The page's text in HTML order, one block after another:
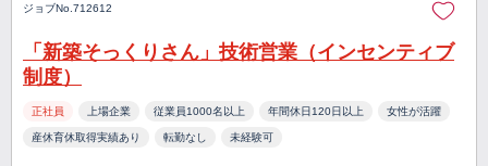
ジョブNo.712612
「新築そっくりさん」技術営業（インセンティブ
制度）
正社員 上場企業 従業員1000名以上 年間休日120日以上 女性が活躍
産休育休取得実績あり 転勤なし 未経験可